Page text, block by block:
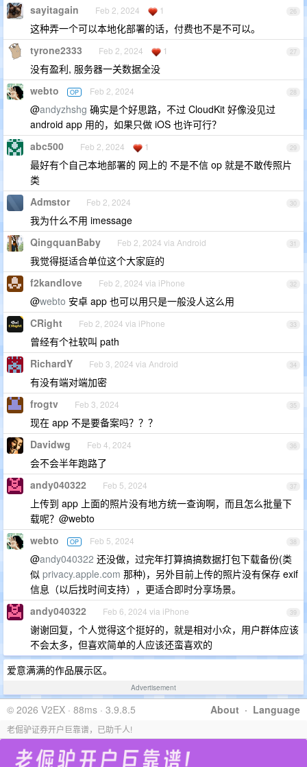
26
sayitagain Feb 2, 2024 1
这种弄一个可以本地化部署的话，付费也不是不可以。
27
tyrone2333 Feb 2, 2024 1
没有盈利, 服务器一关数据全没
28
webto OP Feb 2, 2024
@andyzhshg 确实是个好思路，不过 CloudKit 好像没见过
android app 用的，如果只做 iOS 也许可行？
29
abc500 Feb 2, 2024 1
最好有个自己本地部署的 网上的 不是不信 op 就是不敢传照片
类
30
Admstor Feb 2, 2024
我为什么不用 imessage
31
QingquanBaby Feb 2, 2024 via Android
我觉得挺适合单位这个大家庭的
32
f2kandlove Feb 2, 2024 via iPhone
@webto 安卓 app 也可以用只是一般没人这么用
33
CRight Feb 2, 2024 via iPhone
曾经有个社软叫 path
34
RichardY Feb 3, 2024 via Android
有没有端对端加密
35
frogtv Feb 3, 2024
现在 app 不是要备案吗？？？
36
Davidwg Feb 4, 2024
会不会半年跑路了
37
andy040322 Feb 5, 2024
上传到 app 上面的照片没有地方统一查询啊，而且怎么批量下
载呢？@webto
38
webto OP Feb 5, 2024
@andy040322 还没做，过完年打算搞搞数据打包下载备份(类
似 privacy.apple.com 那种)，另外目前上传的照片没有保存 exif
信息（以后找时间支持），更适合即时分享场景。
39
andy040322 Feb 6, 2024 via iPhone
谢谢回复，个人觉得这个挺好的，就是相对小众，用户群体应该
不会太多，但喜欢简单的人应该还蛮喜欢的
爱意满满的作品展示区。
Advertisement
About · Language
© 2026 V2EX · 88ms · 3.9.8.5
老倔驴证券开户巨靠谱，已助千人!